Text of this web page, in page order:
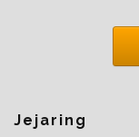
Jejaring